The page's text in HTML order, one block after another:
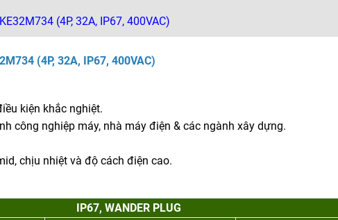
(4P, 32A, IP67, 400VAC)
(4P, 32A, IP67, 400VAC)
kiện khắc nghiệt.
công nghiệp máy, nhà máy điện & các ngành xây dựng.
chịu nhiệt và độ cách điện cao.
IP67, WANDER PLUG